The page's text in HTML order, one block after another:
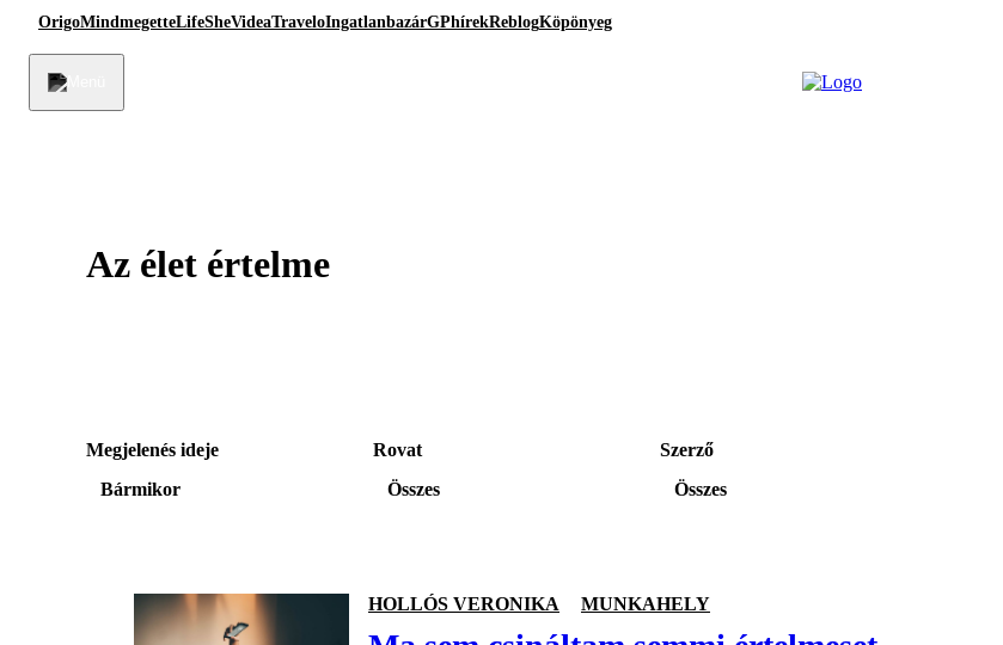
OrigoMindmegetteLifeSheVideaTraveloIngatlanbazárGPhírekReblogKöpönyeg
Az élet értelme
Megjelenés ideje
Bármikor
Rovat
Összes
Szerző
Összes
HOLLÓS VERONIKA MUNKAHELY